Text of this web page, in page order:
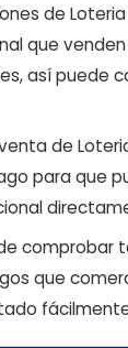
de
que
así puede
de
para que
comprobar
que